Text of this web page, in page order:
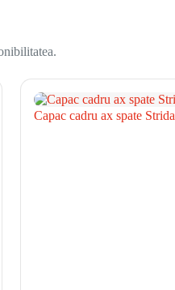
Capac cadru ax spate Strida